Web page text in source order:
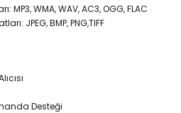
MP3, WMA, WAV, AC3, OGG, FLAC
JPEG, BMP, PNG,TIFF
Desteği